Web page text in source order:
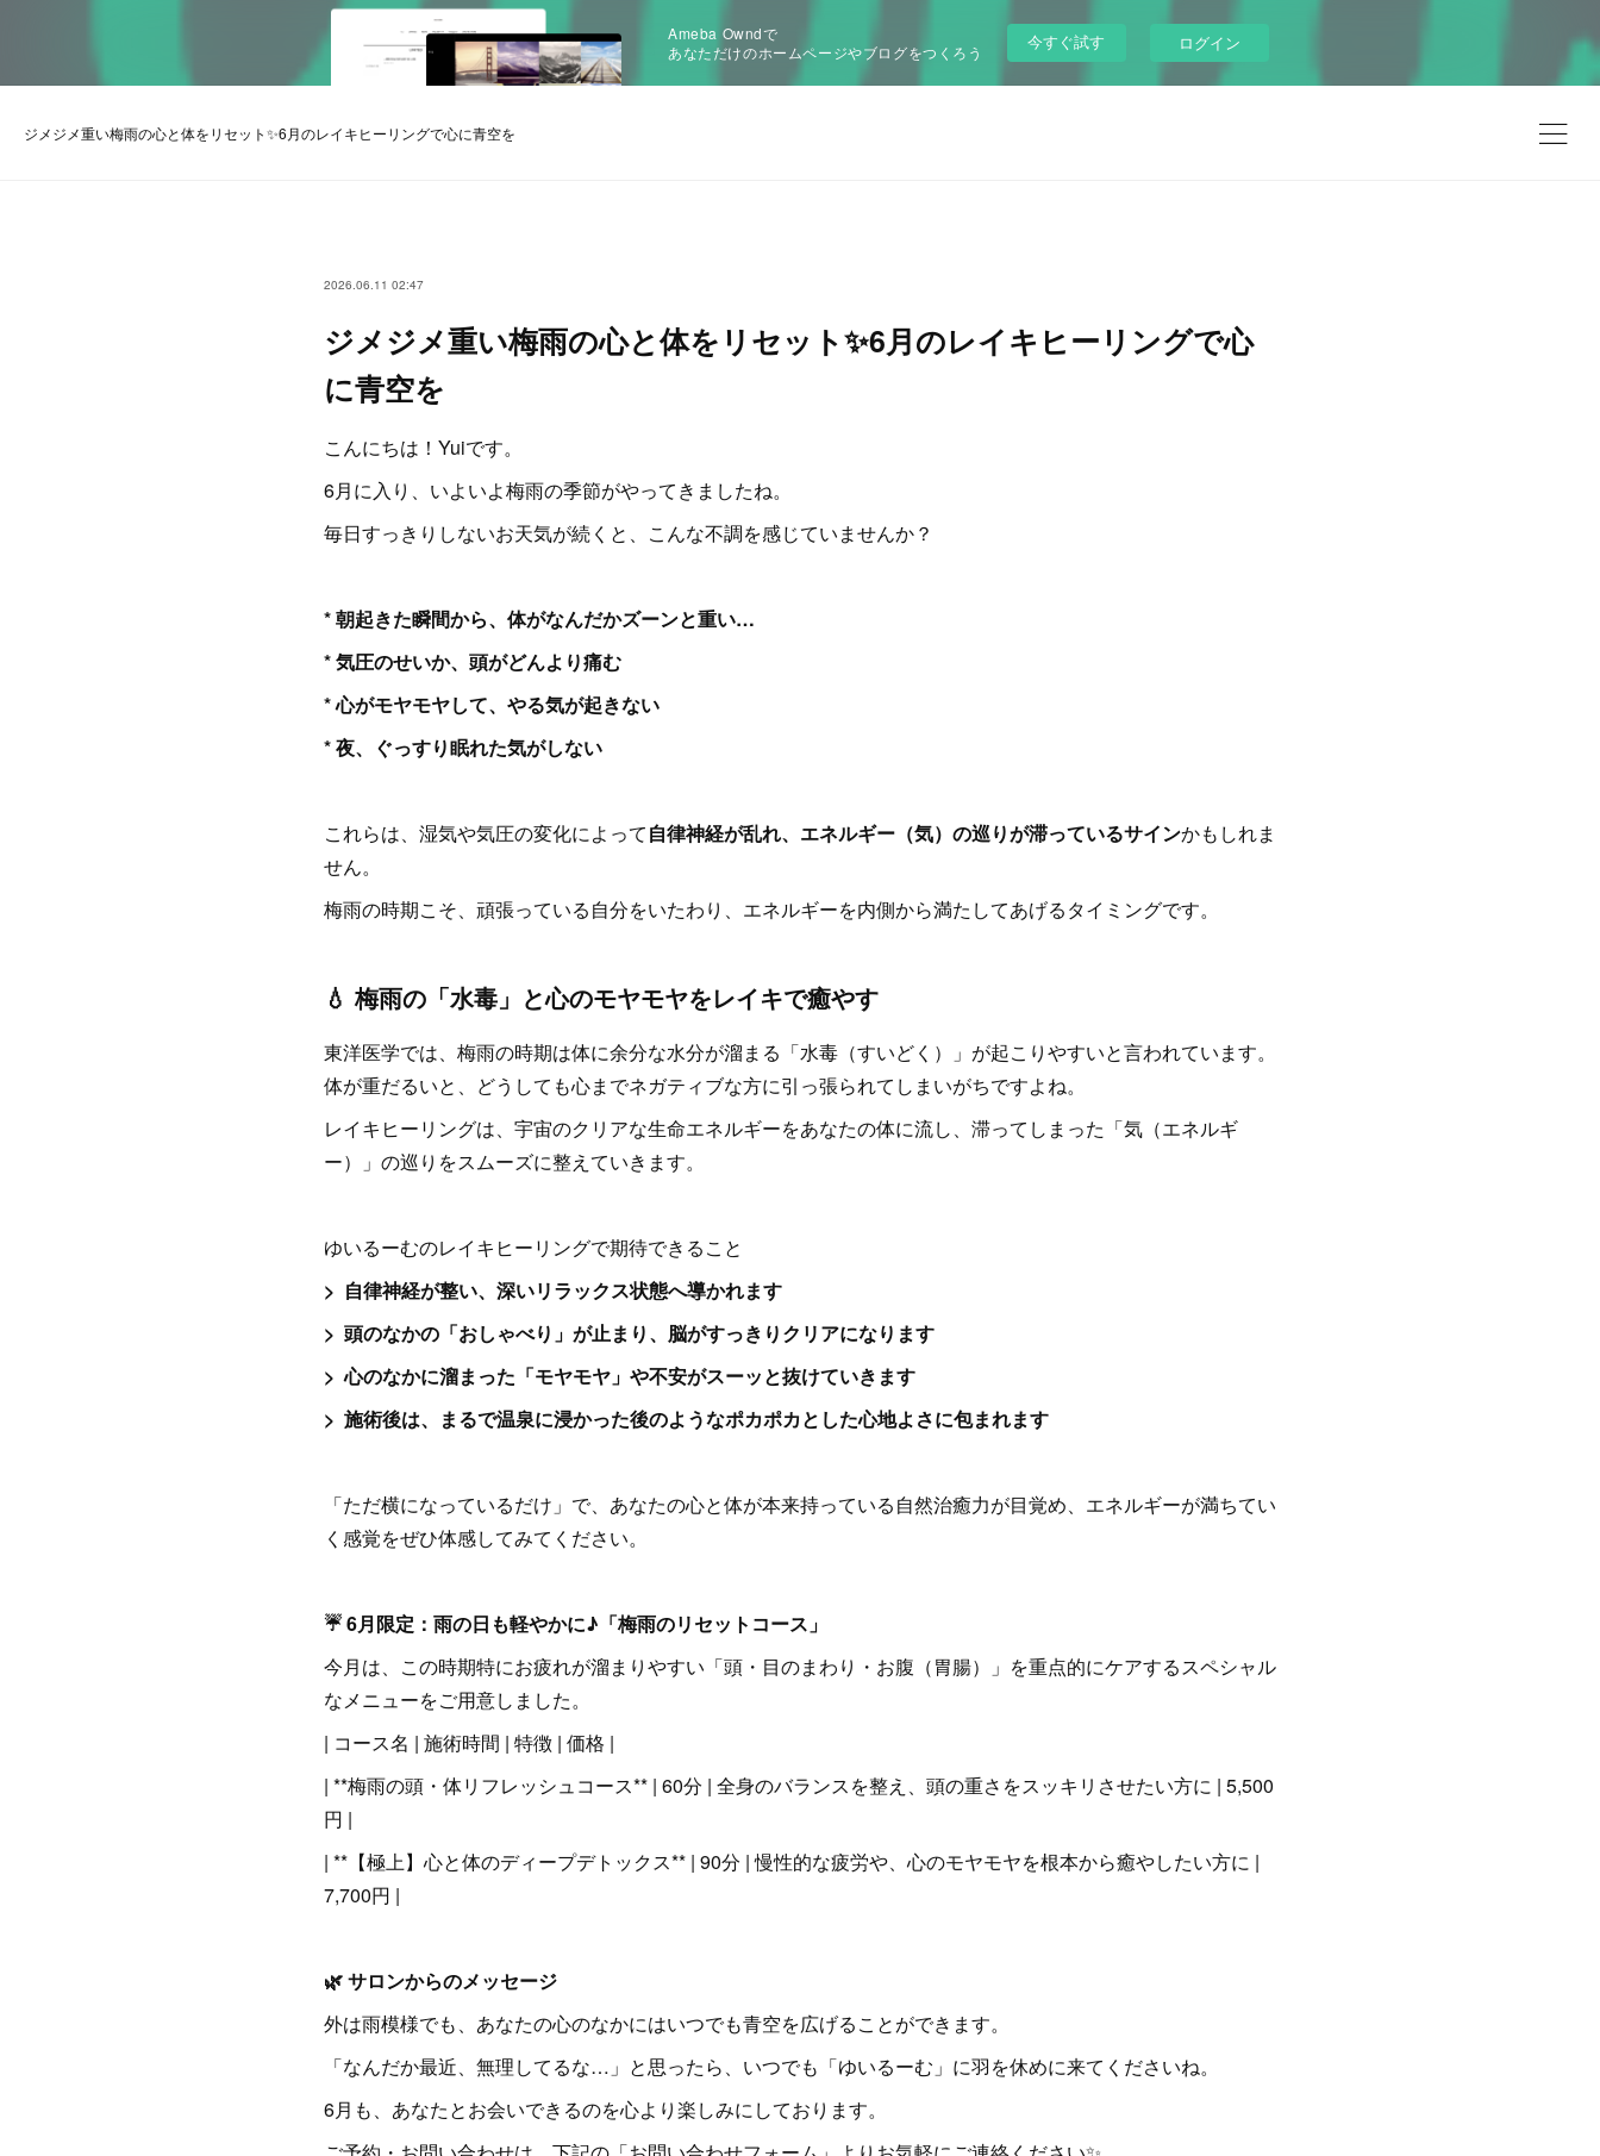
Ameba Owndで
あなただけのホームページやブログをつくろう
今すぐ試す ログイン
ジメジメ重い梅雨の心と体をリセット✨6月のレイキヒーリングで心に青空を
2026.06.11 02:47
ジメジメ重い梅雨の心と体をリセット✨6月のレイキヒーリングで心
に青空を
こんにちは！Yuiです。
6月に入り、いよいよ梅雨の季節がやってきましたね。
毎日すっきりしないお天気が続くと、こんな不調を感じていませんか？
* 朝起きた瞬間から、体がなんだかズーンと重い…
* 気圧のせいか、頭がどんより痛む
* 心がモヤモヤして、やる気が起きない
* 夜、ぐっすり眠れた気がしない
これらは、湿気や気圧の変化によって自律神経が乱れ、エネルギー（気）の巡りが滞っているサインかもしれま
せん。
梅雨の時期こそ、頑張っている自分をいたわり、エネルギーを内側から満たしてあげるタイミングです。
💧 梅雨の「水毒」と心のモヤモヤをレイキで癒やす
東洋医学では、梅雨の時期は体に余分な水分が溜まる「水毒（すいどく）」が起こりやすいと言われています。
体が重だるいと、どうしても心までネガティブな方に引っ張られてしまいがちですよね。
レイキヒーリングは、宇宙のクリアな生命エネルギーをあなたの体に流し、滞ってしまった「気（エネルギ
ー）」の巡りをスムーズに整えていきます。
ゆいるーむのレイキヒーリングで期待できること
> 自律神経が整い、深いリラックス状態へ導かれます
> 頭のなかの「おしゃべり」が止まり、脳がすっきりクリアになります
> 心のなかに溜まった「モヤモヤ」や不安がスーッと抜けていきます
> 施術後は、まるで温泉に浸かった後のようなポカポカとした心地よさに包まれます
「ただ横になっているだけ」で、あなたの心と体が本来持っている自然治癒力が目覚め、エネルギーが満ちてい
く感覚をぜひ体感してみてください。
☔ 6月限定：雨の日も軽やかに♪「梅雨のリセットコース」
今月は、この時期特にお疲れが溜まりやすい「頭・目のまわり・お腹（胃腸）」を重点的にケアするスペシャル
なメニューをご用意しました。
| コース名 | 施術時間 | 特徴 | 価格 |
| **梅雨の頭・体リフレッシュコース** | 60分 | 全身のバランスを整え、頭の重さをスッキリさせたい方に | 5,500
円 |
| **【極上】心と体のディープデトックス** | 90分 | 慢性的な疲労や、心のモヤモヤを根本から癒やしたい方に |
7,700円 |
🌿 サロンからのメッセージ
外は雨模様でも、あなたの心のなかにはいつでも青空を広げることができます。
「なんだか最近、無理してるな…」と思ったら、いつでも「ゆいるーむ」に羽を休めに来てくださいね。
6月も、あなたとお会いできるのを心より楽しみにしております。